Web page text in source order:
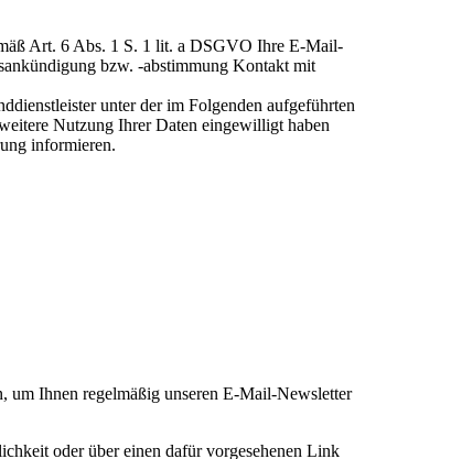
Art. 6 Abs. 1 S. 1 lit. a DSGVO Ihre E-Mail-
bzw. -abstimmung Kontakt mit
unter der im Folgenden aufgeführten
Nutzung Ihrer Daten eingewilligt haben
informieren.
um Ihnen regelmäßig unseren E-Mail-Newsletter
oder über einen dafür vorgesehenen Link